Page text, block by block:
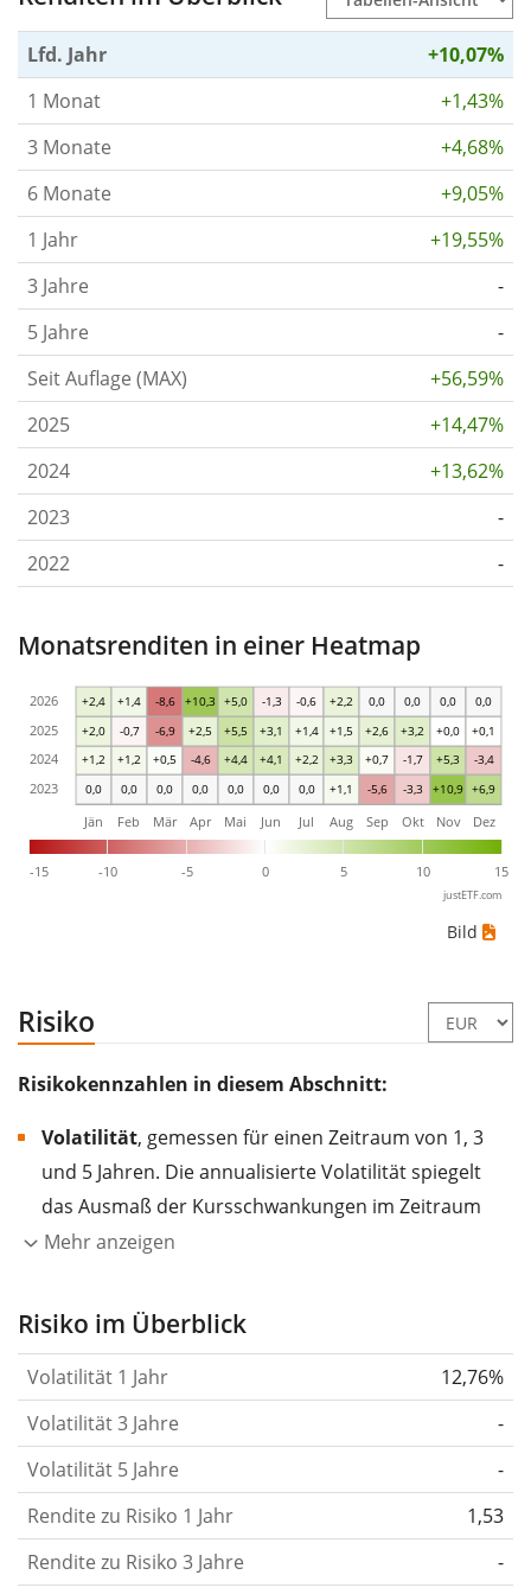
Lfd. Jahr
+10,07%
1 Monat
+1,43%
3 Monate
+4,68%
6 Monate
+9,05%
1 Jahr
+19,55%
3 Jahre
-
5 Jahre
-
Seit Auflage (MAX)
+56,59%
2025
+14,47%
2024
+13,62%
2023
-
2022
-
Monatsrenditen in einer Heatmap
0,0 0,0 0,0 0,0 0,0 0,0 0,0 +1,1 -5,6 -3,3 +10,9 +6,9
+1,2 +1,2 +0,5 -4,6 +4,4 +4,1 +2,2 +3,3 +0,7 -1,7 +5,3 -3,4
+2,0 -0,7 -6,9 +2,5 +5,5 +3,1 +1,4 +1,5 +2,6 +3,2 +0,0 +0,1
+2,4 +1,4 -8,6 +10,3 +5,0 -1,3 -0,6 +2,2 0,0 0,0 0,0 0,0
-15 -10 -5 0 5 10 15
Jän Feb Mär Apr Mai Jun Jul Aug Sep Okt Nov Dez
2023
2024
2025
2026
justETF.com
Bild
Risiko
Risikokennzahlen in diesem Abschnitt:
Volatilität, gemessen für einen Zeitraum von 1, 3
und 5 Jahren. Die annualisierte Volatilität spiegelt
das Ausmaß der Kursschwankungen im Zeitraum
eines Jahres wider.
Aktie, des ETF, usw.) in der Vergangenheit
gelten im Allgemeinen als risikoreicher. Wir
berechnen die Volatilität auf Basis der Daten der
letzten 1, 3 und 5 Jahre, damit du sehen kannst, ob
die Kursschwankungen im Laufe der Zeit stärker
oder schwächer wurden. Weitere Informationen
findest du in unserem Artikel:
Risikomaß.
Mehr anzeigen
Risiko im Überblick
Volatilität 1 Jahr
12,76%
Volatilität 3 Jahre
-
Volatilität 5 Jahre
-
Rendite zu Risiko 1 Jahr
1,53
Rendite zu Risiko 3 Jahre
-